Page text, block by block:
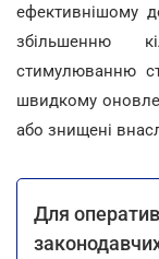
ефективнішому
збільшенню
стимулюванню
швидкому
або знищені
Для